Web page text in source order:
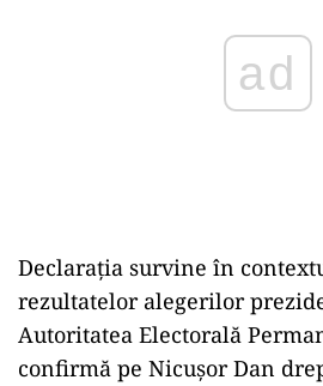
Declarația survine în
rezultatelor alegerilor
Autoritatea Electorală
confirmă pe NicușorDan